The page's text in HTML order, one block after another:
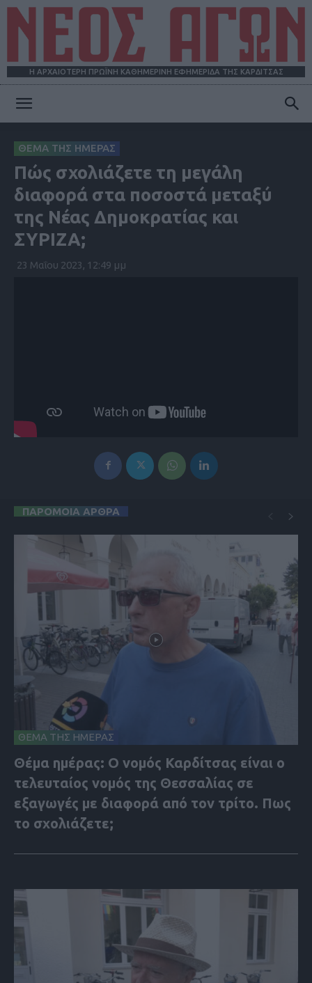
Η ΑΡΧΑΙΟΤΕΡΗ ΠΡΩΪΝΗ ΚΑΘΗΜΕΡΙΝΗ ΕΦΗΜΕΡΙΔΑ ΤΗΣ ΚΑΡΔΙΤΣΑΣ
ΑΓΩΝ
ΘΕΜΑ ΤΗΣ ΗΜΕΡΑΣ
Πώς σχολιάζετε τη μεγάλη
διαφορά στα ποσοστά μεταξύ
της Νέας Δημοκρατίας και
ΣΥΡΙΖΑ;
23 Μαΐου 2023, 12:49 μμ
ΠΑΡΟΜΟΙΑ ΑΡΘΡΑ
ΘΕΜΑ ΤΗΣ ΗΜΕΡΑΣ
Θέμα ημέρας: Ο νομός Καρδίτσας είναι ο
τελευταίος νομός της Θεσσαλίας σε
εξαγωγές με διαφορά από τον τρίτο. Πως
το σχολιάζετε;